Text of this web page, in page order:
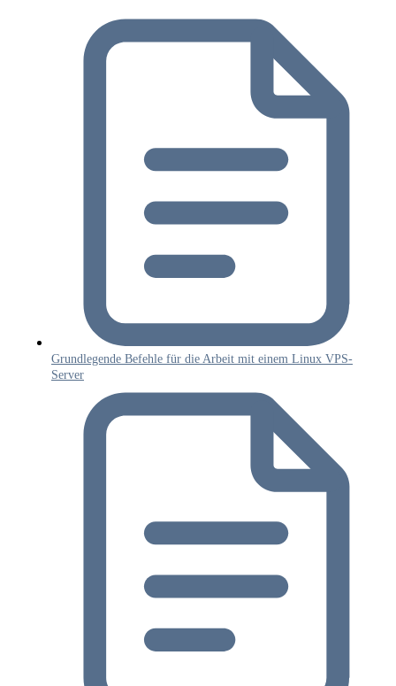
Grundlegende Befehle für die Arbeit mit einem Linux VPS-
Server